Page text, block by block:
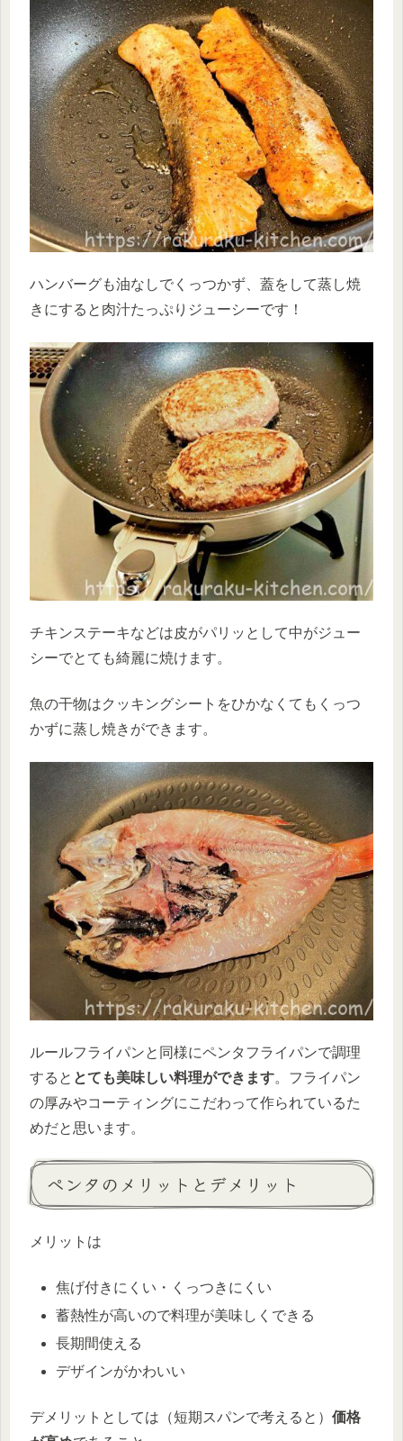
ハンバーグも油なしでくっつかず、蓋をして蒸し焼
きにすると肉汁たっぷりジューシーです！
チキンステーキなどは皮がパリッとして中がジュー
シーでとても綺麗に焼けます。
魚の干物はクッキングシートをひかなくてもくっつ
かずに蒸し焼きができます。
ルールフライパンと同様にペンタフライパンで調理
すると とても美味しい料理ができます。フライパン
の厚みやコーティングにこだわって作られているた
めだと思います。
ペンタのメリットとデメリット
メリットは
焦げ付きにくい・くっつきにくい
蓄熱性が高いので料理が美味しくできる
長期間使える
デザインがかわいい
デメリットとしては（短期スパンで考えると） 価格